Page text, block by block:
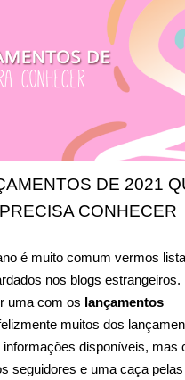
DE 2021
CONHECER
é muito comum vermos
nos blogs estrangeiros.
uma com os lançamentos
muitos dos
disponíveis, mas
seguidores e uma caça